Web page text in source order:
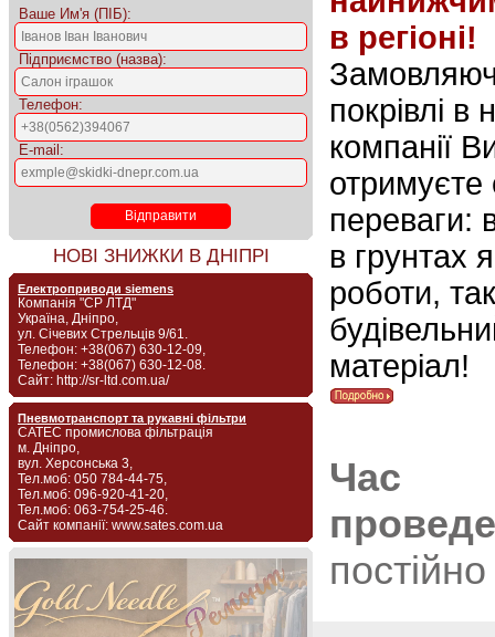
Ваше Им'я (ПІБ):
Підприємство (назва):
Телефон:
E-mail:
НОВІ ЗНИЖКИ В ДНІПРІ
Електроприводи siemens
Компанія "СР ЛТД"
Україна, Дніпро,
ул. Січевих Стрельців 9/61.
Телефон: +38(067) 630-12-09,
Телефон: +38(067) 630-12-08.
Сайт: http://sr-ltd.com.ua/
Пневмотранспорт та рукавні фільтри
САТЕС промислова фільтрація
м. Дніпро,
вул. Херсонська 3,
Тел.моб: 050 784-44-75,
Тел.моб: 096-920-41-20,
Тел.моб: 063-754-25-46.
Сайт компанії: www.sates.com.ua
в регіоні!
покрівлі в
компанії
отримуєте
переваги: в
в грунтах
роботи,
матеріал!
Час
постійно